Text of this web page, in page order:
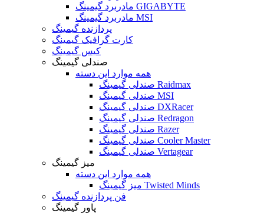
مادربرد گیمینگ GIGABYTE
مادربرد گیمینگ MSI
پردازنده گیمینگ
کارت گرافیک گیمینگ
کیس گیمینگ
صندلی گیمینگ
همه موارد این دسته
صندلی گیمینگ Raidmax
صندلی گیمینگ MSI
صندلی گیمینگ DXRacer
صندلی گیمینگ Redragon
صندلی گیمینگ Razer
صندلی گیمینگ Cooler Master
صندلی گیمینگ Vertagear
میز گیمینگ
همه موارد این دسته
میز گیمینگ Twisted Minds
فن پردازنده گیمینگ
پاور گیمینگ